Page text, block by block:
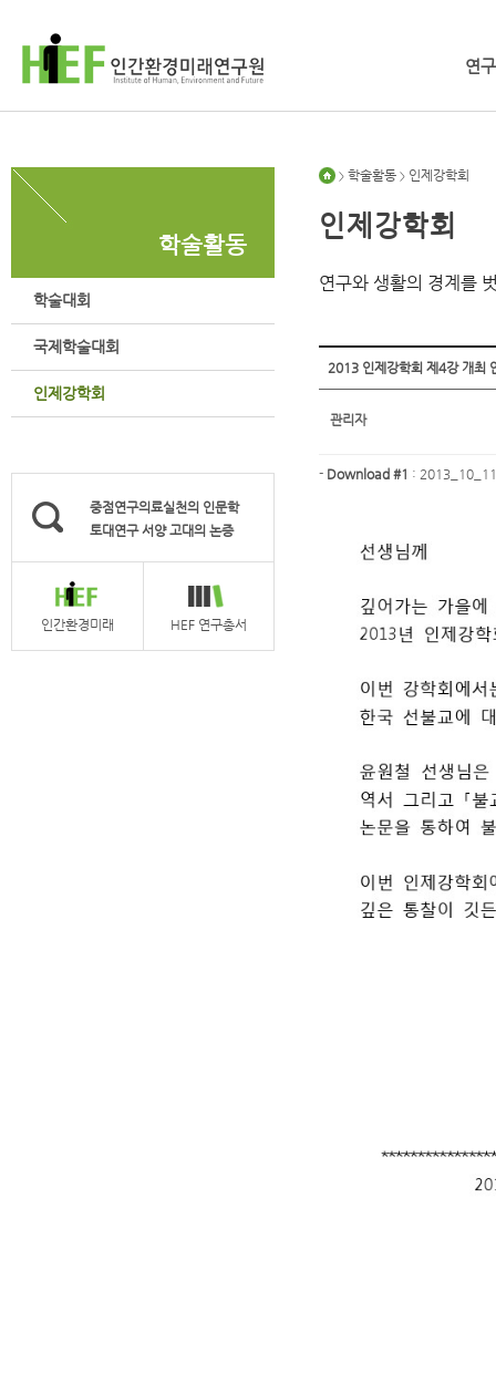
연
학술활동
학술대회
국제학술대회
인제강학회
중점연구의료실천의 인문학
토대연구 서양 고대의 논증
인간환경미래 HEF 연구총서
> 학술활동 > 인제강학회
인제강학회
연구와 생활의 경계를
2013 인제강학회 제4강 개최
관리자
- Download #1 :